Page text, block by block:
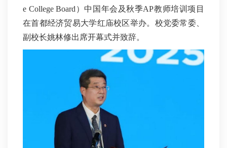
e College Board）中国年会及秋季AP教师培训项目
在首都经济贸易大学红庙校区举办。校党委常委、
副校长姚林修出席开幕式并致辞。